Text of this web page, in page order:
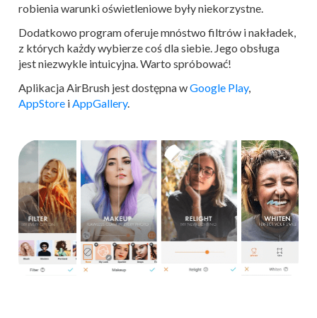
robienia warunki oświetleniowe były niekorzystne.
Dodatkowo program oferuje mnóstwo filtrów i nakładek,
z których każdy wybierze coś dla siebie. Jego obsługa
jest niezwykle intuicyjna. Warto spróbować!
Aplikacja AirBrush jest dostępna wGoogle Play,
AppStore i AppGallery.